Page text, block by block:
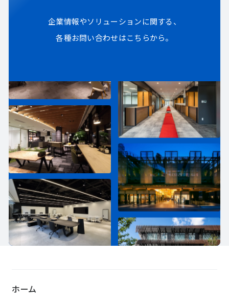
企業情報やソリューションに関する、
各種お問い合わせはこちらから。
ホーム